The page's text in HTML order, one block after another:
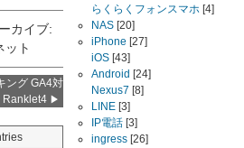
カイブ:
ット
ング GA4対
Ranklet4
らくらくフォンスマホ [4]
NAS [20]
iPhone [27]
iOS [43]
Android [24]
Nexus7 [8]
LINE [3]
IP電話 [3]
ingress [26]